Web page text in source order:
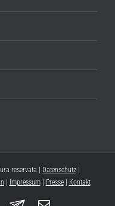
reservata | Datenschutz
Impressum| Presse| Kontakt